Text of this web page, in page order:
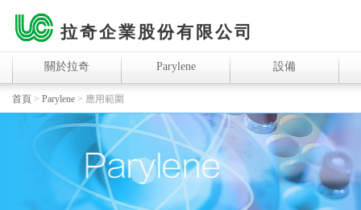
拉奇企業股份有限公司
關於拉奇 Parylene 設備
首頁 > Parylene > 應用範圍